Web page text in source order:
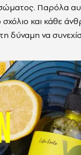
Παρόλα
σχόλιο και κάθε
τη δύναμη να